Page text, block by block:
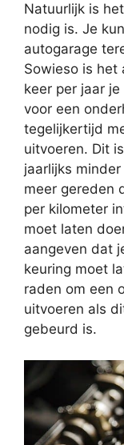
Natuurlijk is
nodig is. Je
autogarage
Sowieso is het
keer per jaar
voor een
tegelijkertijd
uitvoeren. Dit
jaarlijks
meer gereden
per kilometer
moet laten
aangeven dat
keuring moet
raden om een
uitvoeren als
gebeurd is.